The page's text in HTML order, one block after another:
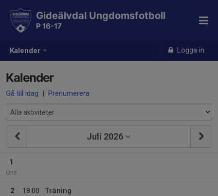
Kalender Logga in
Gideälvdal Ungdomsfotboll
P 16-17
Kalender
Gå till idag | Prenumerera
Juli 2026
1
Ons
2
18:00
Träning